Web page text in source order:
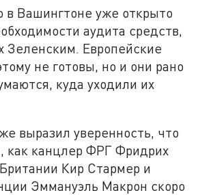
в Вашингтоне уже открыто
аудита средств,
Зеленским. Европейские
не готовы, но и они рано
куда уходили их
выразил уверенность, что
как канцлер ФРГ Фридрих
Кир Стармер и
Эммануэль Макрон скоро